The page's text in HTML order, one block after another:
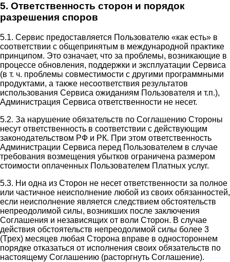
5. Ответственность сторон и порядок
разрешения споров
5.1. Сервис предоставляется Пользователю «как есть» в
соответствии с общепринятым в международной практике
принципом. Это означает, что за проблемы, возникающие в
процессе обновления, поддержки и эксплуатации Сервиса
(в т. ч. проблемы совместимости с другими программными
продуктами, а также несоответствия результатов
использования Сервиса ожиданиям Пользователя и т.п.),
Администрация Сервиса ответственности не несет.
5.2. За нарушение обязательств по Соглашению Стороны
несут ответственность в соответствии с действующим
законодательством РФ и РК. При этом ответственность
Администрации Сервиса перед Пользователем в случае
требования возмещения убытков ограничена размером
стоимости оплаченных Пользователем Платных услуг.
5.3. Ни одна из Сторон не несет ответственности за полное
или частичное неисполнение любой из своих обязанностей,
если неисполнение является следствием обстоятельств
непреодолимой силы, возникших после заключения
Соглашения и независящих от воли Сторон. В случае
действия обстоятельств непреодолимой силы более 3
(Трех) месяцев любая Сторона вправе в одностороннем
порядке отказаться от исполнения своих обязательств по
настоящему Соглашению (расторгнуть Соглашение).